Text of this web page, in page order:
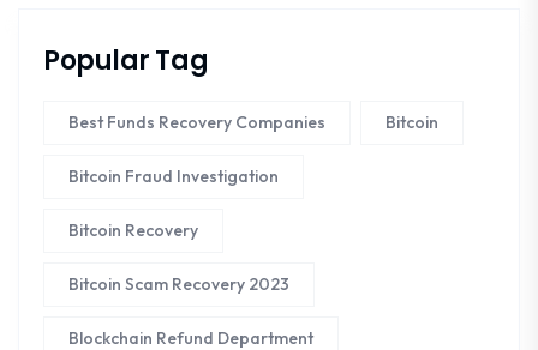
Popular Tag
Best Funds Recovery Companies Bitcoin
Bitcoin Fraud Investigation
Bitcoin Recovery
Bitcoin Scam Recovery 2023
Blockchain Refund Department